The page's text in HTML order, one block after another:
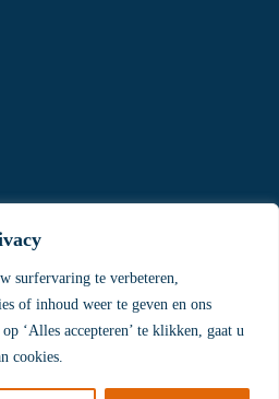
surfervaring te verbeteren,
of inhoud weer te geven en ons
‘Alles accepteren’ te klikken, gaat u
cookies.
voorwaarden
Policy